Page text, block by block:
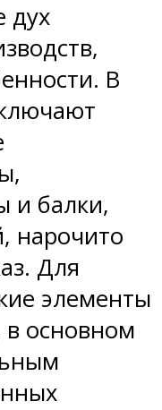
дух
В
и балки,
нарочито
Для
элементы
в основном